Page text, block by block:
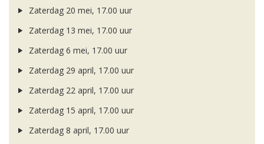
Zaterdag 20 mei, 17.00 uur
Zaterdag 13 mei, 17.00 uur
Zaterdag 6 mei, 17.00 uur
Zaterdag 29 april, 17.00 uur
Zaterdag 22 april, 17.00 uur
Zaterdag 15 april, 17.00 uur
Zaterdag 8 april, 17.00 uur